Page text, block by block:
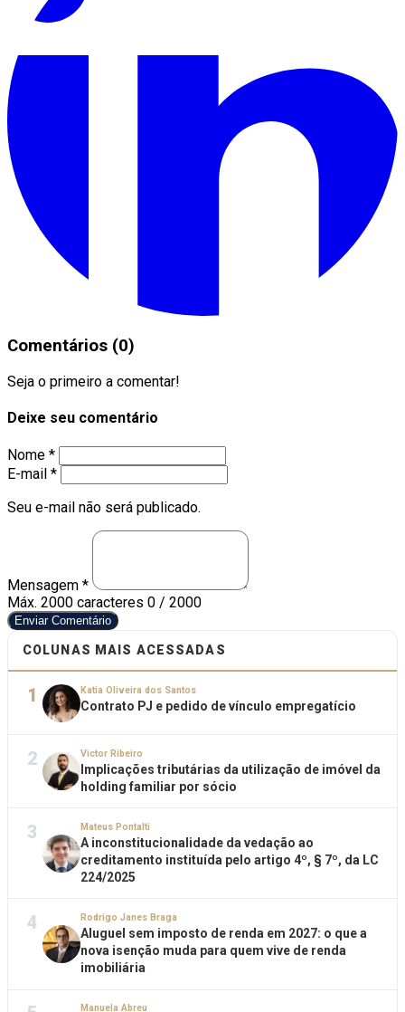
Comentários (0)
Seja o primeiro a comentar!
Deixe seu comentário
Nome *
E-mail *
Seu e-mail não será publicado.
Mensagem *
Máx. 2000 caracteres 0 / 2000
Enviar Comentário
COLUNAS MAIS ACESSADAS
1 Katia Oliveira dos Santos
Contrato PJ e pedido de vínculo empregatício
2 Victor Ribeiro
Implicações tributárias da utilização de imóvel da
holding familiar por sócio
3 Mateus Pontalti
A inconstitucionalidade da vedação ao
creditamento instituída pelo artigo 4º, § 7º, da LC
224/2025
4 Rodrigo Janes Braga
Aluguel sem imposto de renda em 2027: o que a
nova isenção muda para quem vive de renda
imobiliária
Manuela Abreu